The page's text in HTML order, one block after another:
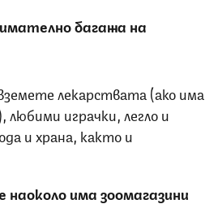
багажа на
лекарствата (ако има
любими играчки, легло и
и храна, както и
има зоомагазини